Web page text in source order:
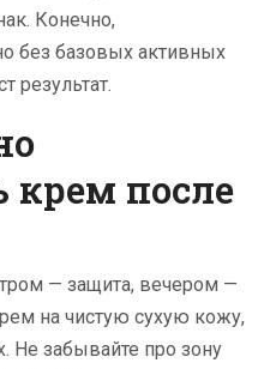
Конечно,
без базовых активных
результат.
крем после
— защита, вечером —
на чистую сухую кожу,
забывайте про зону